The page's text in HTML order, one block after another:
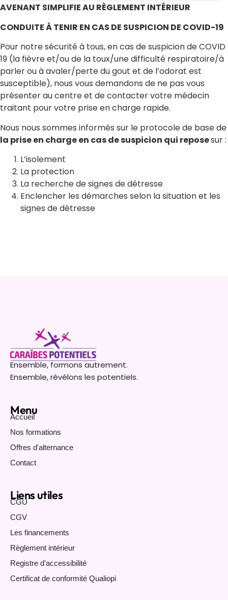
AVENANT SIMPLIFIE AU RÈGLEMENT INTÉRIEUR
CONDUITE À TENIR EN CAS DE SUSPICION DE COVID-19
Pour notre sécurité à tous, en cas de suspicion de COVID
19 (la fièvre et/ou de la toux/une difficulté respiratoire/à
parler ou à avaler/perte du gout et de l’odorat est
susceptible), nous vous demandons de ne pas vous
présenter au centre et de contacter votre médecin
traitant pour votre prise en charge rapide.
Nous nous sommes informés sur le protocole de base de
la prise en charge en cas de suspicion qui reposesur :
L’isolement
La protection
La recherche de signes de détresse
Enclencher les démarches selon la situation et les
signes de détresse
Ensemble, formons autrement.
Ensemble, révélons les potentiels.
Menu
Accueil
Nos formations
Offres d'alternance
Contact
Liens utiles
CGU
CGV
Les financements
Règlement intérieur
Registre d'accessibilité
Certificat de conformité Qualiopi